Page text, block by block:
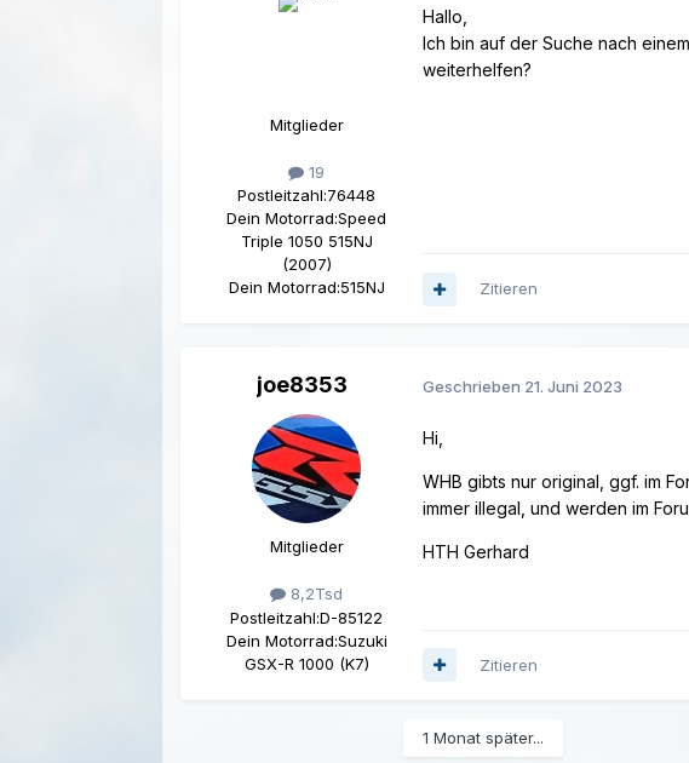
Mitglieder
19
Postleitzahl:76448
Dein Motorrad:Speed
Triple 1050 515NJ
(2007)
Dein Motorrad:515NJ
Hallo,
Ich bin auf der Suche nach
weiterhelfen?
Zitieren
joe8353
Mitglieder
8,2Tsd
Postleitzahl:D-85122
Dein Motorrad:Suzuki
GSX-R 1000 (K7)
Geschrieben 21. Juni 2023
Hi,
WHB gibts nur original, ggf. im
immer illegal, und werden im
HTH Gerhard
Zitieren
1 Monat später...